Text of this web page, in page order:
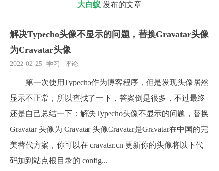
大白蚁 发布的文章
解决Typecho头像不显示的问题，替换Gravatar头像
为Cravatar头像
2022-02-25 学习 评论
第一次使用Typecho作为博客程序，但是发现头像居然
显示不正常，所以查找了一下，答案倒是很多，不过最终
还是自己总结一下：解决Typecho头像不显示的问题，替换
Gravatar 头像为 Cravatar 头像Cravatar是Gravatar在中国的完
美替代方案，你可以在 cravatar.cn 更新你的头像将以下代
码加到站点根目录的 config...